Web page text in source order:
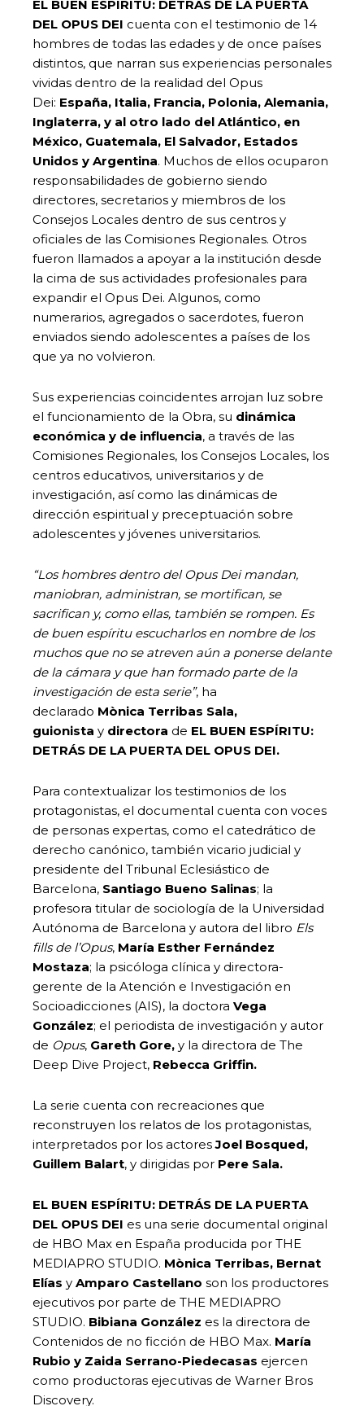
EL BUEN ESPÍRITU: DETRÁS DE LA PUERTA
DEL OPUS DEI cuenta con el testimonio de 14
hombres de todas las edades y de once países
distintos, que narran sus experiencias personales
vividas dentro de la realidad del Opus
Dei: España, Italia, Francia, Polonia, Alemania,
Inglaterra, y al otro lado del Atlántico, en
México, Guatemala, El Salvador, Estados
Unidos y Argentina. Muchos de ellos ocuparon
responsabilidades de gobierno siendo
directores, secretarios y miembros de los
Consejos Locales dentro de sus centros y
oficiales de las Comisiones Regionales. Otros
fueron llamados a apoyar a la institución desde
la cima de sus actividades profesionales para
expandir el Opus Dei. Algunos, como
numerarios, agregados o sacerdotes, fueron
enviados siendo adolescentes a países de los
que ya no volvieron.
Sus experiencias coincidentes arrojan luz sobre
el funcionamiento de la Obra, su dinámica
económica y de influencia, a través de las
Comisiones Regionales, los Consejos Locales, los
centros educativos, universitarios y de
investigación, así como las dinámicas de
dirección espiritual y preceptuación sobre
adolescentes y jóvenes universitarios.
“Los hombres dentro del Opus Dei mandan,
maniobran, administran, se mortifican, se
sacrifican y, como ellas, también se rompen. Es
de buen espíritu escucharlos en nombre de los
muchos que no se atreven aún a ponerse delante
de la cámara y que han formado parte de la
investigación de esta serie”, ha
declarado Mònica Terribas Sala,
guionista y directora de EL BUEN ESPÍRITU:
DETRÁS DE LA PUERTA DEL OPUS DEI.
Para contextualizar los testimonios de los
protagonistas, el documental cuenta con voces
de personas expertas, como el catedrático de
derecho canónico, también vicario judicial y
presidente del Tribunal Eclesiástico de
Barcelona, Santiago Bueno Salinas; la
profesora titular de sociología de la Universidad
Autónoma de Barcelona y autora del libro Els
fills de l’Opus, María Esther Fernández
Mostaza; la psicóloga clínica y directora-
gerente de la Atención e Investigación en
Socioadicciones (AIS), la doctora Vega
González; el periodista de investigación y autor
de Opus, Gareth Gore, y la directora de The
Deep Dive Project, Rebecca Griffin.
La serie cuenta con recreaciones que
reconstruyen los relatos de los protagonistas,
interpretados por los actoresJoel Bosqued,
Guillem Balart, y dirigidas por Pere Sala.
EL BUEN ESPÍRITU: DETRÁS DE LA PUERTA
DEL OPUS DEI es una serie documental original
de HBO Max en España producida por THE
MEDIAPRO STUDIO. Mònica Terribas, Bernat
Elías y Amparo Castellano son los productores
ejecutivos por parte de THE MEDIAPRO
STUDIO. Bibiana González es la directora de
Contenidos de no ficción de HBO Max. María
Rubio y Zaida Serrano-Piedecasas ejercen
como productoras ejecutivas de Warner Bros
Discovery.